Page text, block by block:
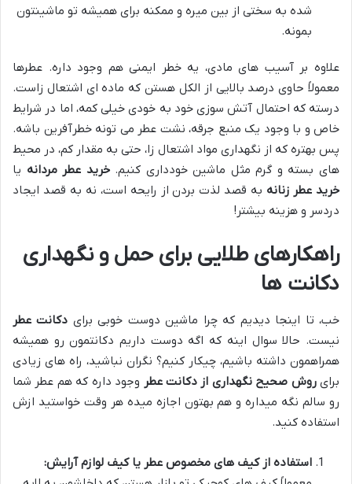
شده به سختی از بین میره و ممکنه برای همیشه تو ماشینتون
بمونه.
علاوه بر آسیب های مادی، یه خطر ایمنی هم وجود داره. عطرها
معمولاً حاوی درصد بالایی از الکل هستن که ماده ای اشتعال زاست.
درسته که احتمال آتش سوزی خود به خودی خیلی کمه، اما در شرایط
خاص و با وجود یک منبع جرقه، نشت عطر می تونه خطرآفرین باشه.
پس بهتره که از نگهداری مواد اشتعال زا، حتی به مقدار کم، در محیط
های بسته و گرم مثل ماشین خودداری کنیم.خرید عطر مردانه یا
خرید عطر زنانه به قصد لذت بردن از رایحه است، نه به قصد ایجاد
دردسر و هزینه بیشتر!
راهکارهای طلایی برای حمل و نگهداری
دکانت ها
خب، تا اینجا دیدیم که چرا ماشین دوست خوبی برای دکانت عطر
نیست. حالا سوال اینه که اگه دوست داریم دکانتمون رو همیشه
همراهمون داشته باشیم، چیکار کنیم؟ نگران نباشید، راه های زیادی
برایروش صحیح نگهداری از دکانت عطر وجود داره که هم عطر شما
رو سالم نگه میداره و هم بهتون اجازه میده هر وقت خواستید ازش
استفاده کنید.
استفاده از کیف های مخصوص عطر یا کیف لوازم آرایش: